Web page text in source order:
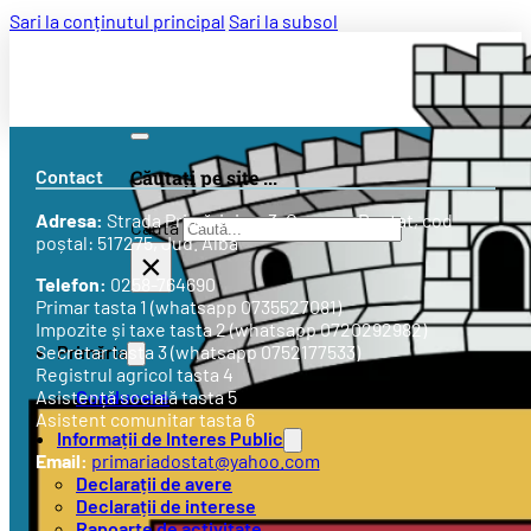
Sari la conținutul principal Sari la subsol
Căutați pe site ...
Caută
×
Primăria
Conducere
Informații de Interes Public
Declarații de avere
Declarații de interese
Contact
Adresa: StradaPrimăriei nr. 3, Comuna Doștat, cod
poștal: 517275, Jud. Alba
Telefon: 0258-764690
Primar tasta 1 (whatsapp 0735527081)
Impozite și taxe tasta 2 (whatsapp 0720292982)
Secretar tasta 3 (whatsapp 0752177533)
Registrul agricol tasta 4
Asistență socială tasta 5
Asistent comunitar tasta 6
Email: primariadostat@yahoo.com